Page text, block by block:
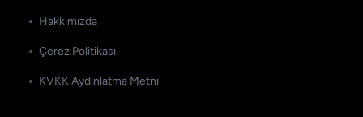
Hakkımızda
Çerez Politikası
KVKK Aydınlatma Metni